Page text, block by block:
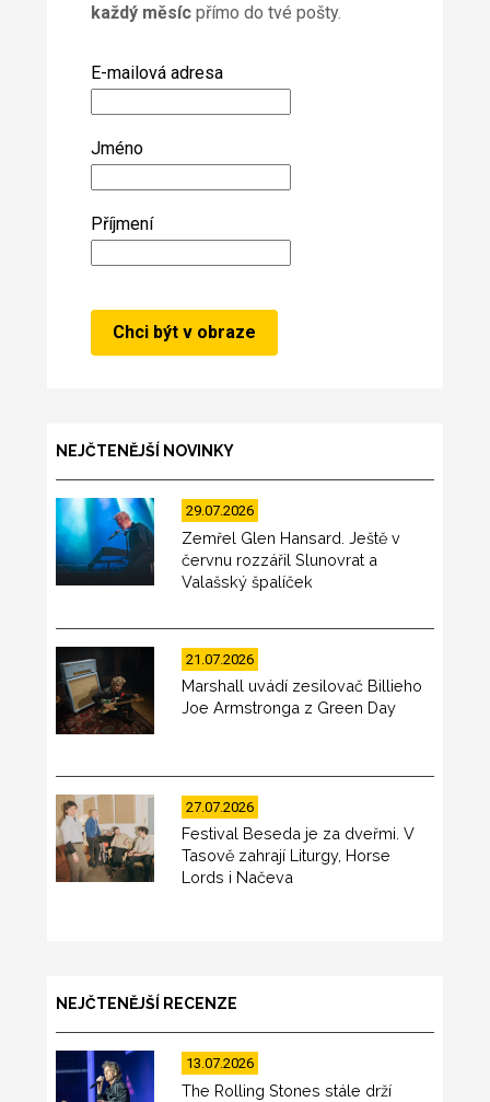
každý měsícpřímo do tvé pošty.
E-mailová adresa
Jméno
Příjmení
NEJČTENĚJŠÍ NOVINKY
29.07.2026
Zemřel Glen Hansard. Ještě v
červnu rozzářil Slunovrat a
Valašský špalíček
21.07.2026
Marshall uvádí zesilovač Billieho
Joe Armstronga z Green Day
27.07.2026
Festival Beseda je za dveřmi. V
Tasově zahrají Liturgy, Horse
Lords i Načeva
NEJČTENĚJŠÍ RECENZE
13.07.2026
The Rolling Stones stále drží